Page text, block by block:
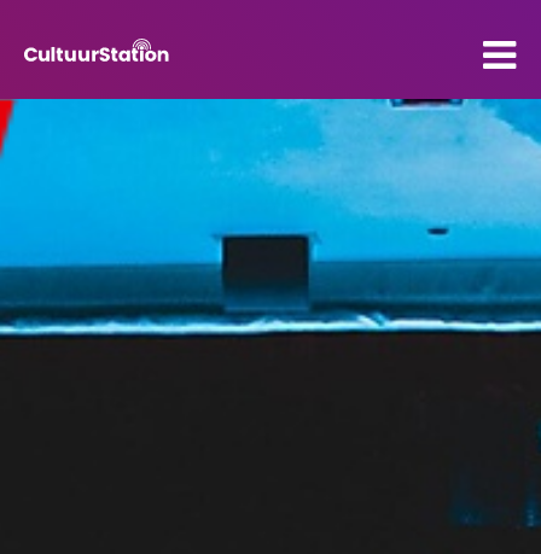
VO
Kenniscentrum
Contact
Mijn CultuurStation